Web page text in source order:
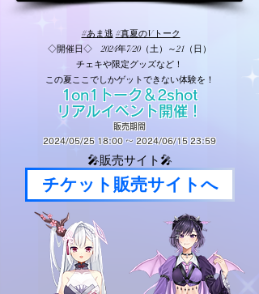
#あま逃 #真夏のVトーク
◇開催日◇ 2024年7/20（土）～21（日）
チェキや限定グッズなど！
この夏ここでしかゲットできない体験を！
1on1トーク＆2shot
リアルイベント開催！
販売期間
2024/05/25 18:00 〜 2024/06/15 23:59
🎤販売サイト🎤
チケット販売サイトへ